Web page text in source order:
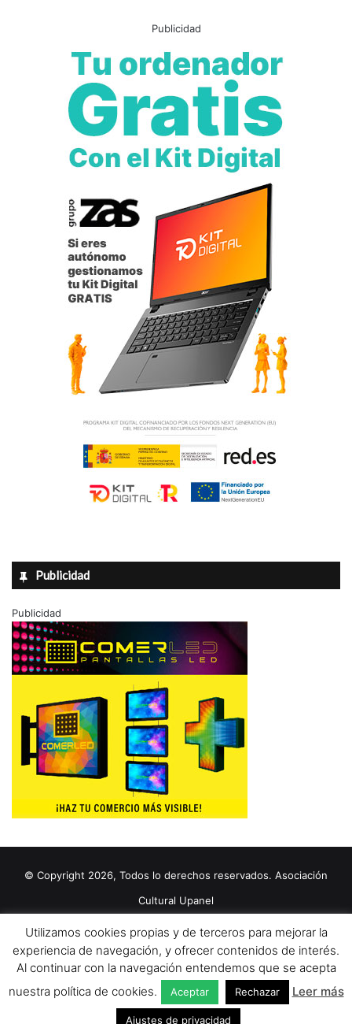
Publicidad
Publicidad
Publicidad
© Copyright 2026, Todos lo derechos reservados. Asociación
Cultural Upanel
Editorial
Política de cookies Política de privacidad
Aviso Legal
Contacto
Publicidad 2024
Facebook
X YouTube
Utilizamos cookies propias y de terceros para mejorar la
experiencia de navegación, y ofrecer contenidos de interés.
Al continuar con la navegación entendemos que se acepta
nuestra política de cookies.
Aceptar Rechazar Leer más
Ajustes de privacidad